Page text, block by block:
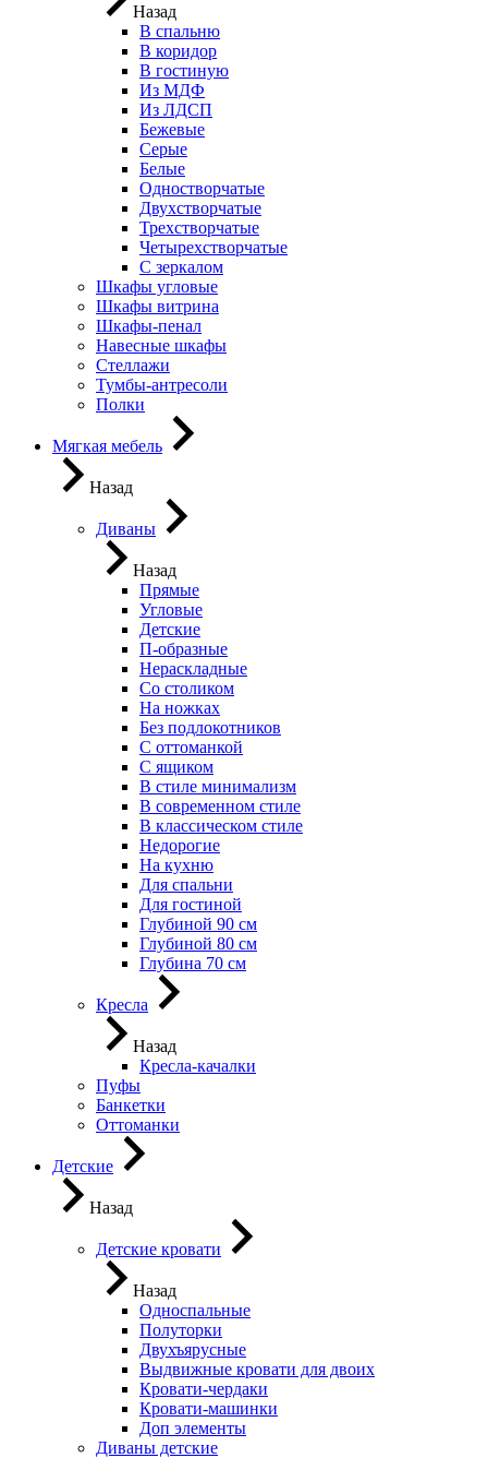
Назад
В спальню
В коридор
В гостиную
Из МДФ
Из ЛДСП
Бежевые
Серые
Белые
Одностворчатые
Двухстворчатые
Трехстворчатые
Четырехстворчатые
С зеркалом
Шкафы угловые
Шкафы витрина
Шкафы-пенал
Навесные шкафы
Стеллажи
Тумбы-антресоли
Полки
Мягкая мебель
Назад
Диваны
Назад
Прямые
Угловые
Детские
П-образные
Нераскладные
Со столиком
На ножках
Без подлокотников
С оттоманкой
С ящиком
В стиле минимализм
В современном стиле
В классическом стиле
Недорогие
На кухню
Для спальни
Для гостиной
Глубиной 90 см
Глубиной 80 см
Глубина 70 см
Кресла
Назад
Кресла-качалки
Пуфы
Банкетки
Оттоманки
Детские
Назад
Детские кровати
Назад
Односпальные
Полуторки
Двухъярусные
Выдвижные кровати для двоих
Кровати-чердаки
Кровати-машинки
Доп элементы
Диваны детские